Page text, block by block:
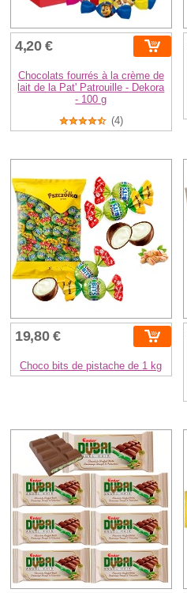
4,20 €
Chocolats fourrés à la crème de
lait de la Pat' Patrouille - Dekora
- 100 g
(4)
19,80 €
Choco bits de pistache de 1 kg